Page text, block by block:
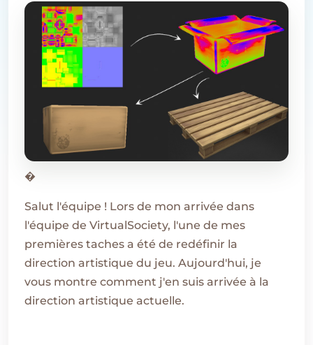
�
Salut l'équipe ! Lors de mon arrivée dans
l'équipe de VirtualSociety, l'une de mes
premières taches a été de redéfinir la
direction artistique du jeu. Aujourd'hui, je
vous montre comment j'en suis arrivée à la
direction artistique actuelle.